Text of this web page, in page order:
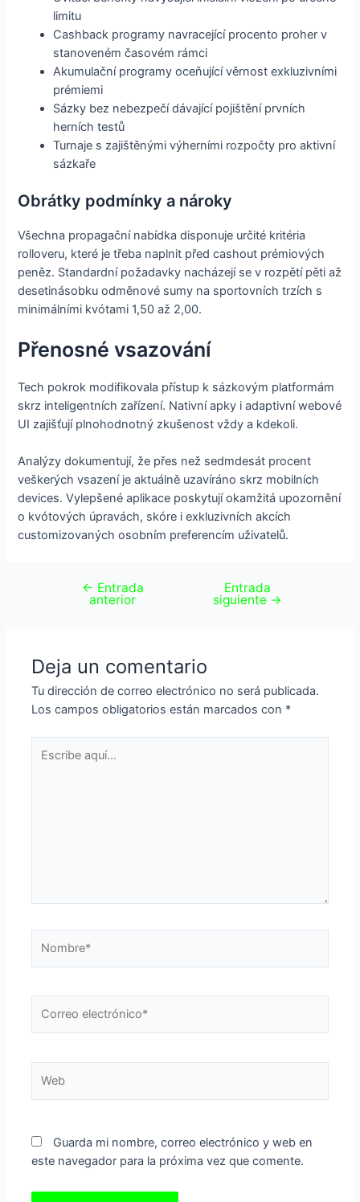
limitu
Cashback programy navracející procento proher v
stanoveném časovém rámci
Akumulační programy oceňující věrnost exkluzivními
prémiemi
Sázky bez nebezpečí dávající pojištění prvních
herních testů
Turnaje s zajištěnými výherními rozpočty pro aktivní
sázkaře
Obrátky podmínky a nároky
Všechna propagační nabídka disponuje určité kritéria
rolloveru, které je třeba naplnit před cashout prémiových
peněz. Standardní požadavky nacházejí se v rozpětí pěti až
desetinásobku odměnové sumy na sportovních trzích s
minimálními kvótami 1,50 až 2,00.
Přenosné vsazování
Tech pokrok modifikovala přístup k sázkovým platformám
skrz inteligentních zařízení. Nativní apky i adaptivní webové
UI zajišťují plnohodnotný zkušenost vždy a kdekoli.
Analýzy dokumentují, že přes než sedmdesát procent
veškerých vsazení je aktuálně uzavíráno skrz mobilních
devices. Vylepšené aplikace poskytují okamžitá upozornění
o kvótových úpravách, skóre i exkluzivních akcích
customizovaných osobním preferencím uživatelů.
← Entrada
anterior
Entrada
siguiente →
Deja un comentario
Tu dirección de correo electrónico no será publicada.
Los campos obligatorios están marcados con *
aquí...
electrónico*
Guarda mi nombre, correo electrónico y web en
este navegador para la próxima vez que comente.